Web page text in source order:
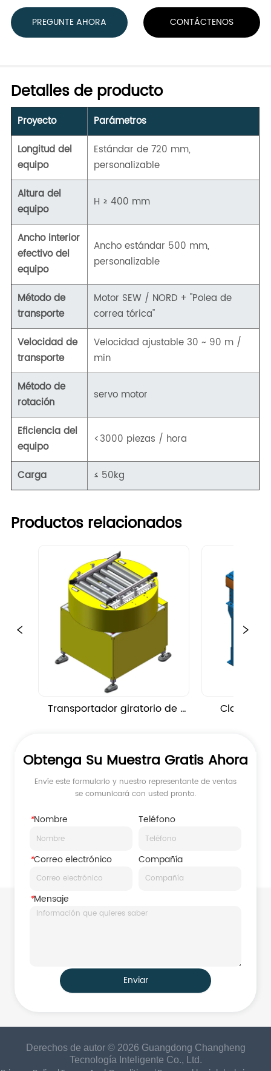
PREGUNTE AHORA CONTÁCTENOS
Detalles de producto
Proyecto
Parámetros
Longitud del
equipo
Estándar de 720 mm,
personalizable
Altura del
equipo
H ≥ 400 mm
Ancho interior
efectivo del
equipo
Ancho estándar 500 mm,
personalizable
Método de
transporte
Motor SEW / NORD + "Polea de
correa tórica"
Velocidad de
transporte
Velocidad ajustable 30 ~ 90 m /
min
Método de
rotación
servo motor
Eficiencia del
equipo
<3000 piezas / hora
Carga ≤ 50kg
Productos relacionados
Transportador giratorio de
Obtenga Su Muestra Gratis Ahora
Envíe este formulario y nuestro representante de ventas
se comunicará con usted pronto.
*Nombre Teléfono
*Correo electrónico Compañía
*Mensaje
Enviar
Derechos de autor © 2026 Guangdong Changheng
Tecnología Inteligente Co., Ltd.